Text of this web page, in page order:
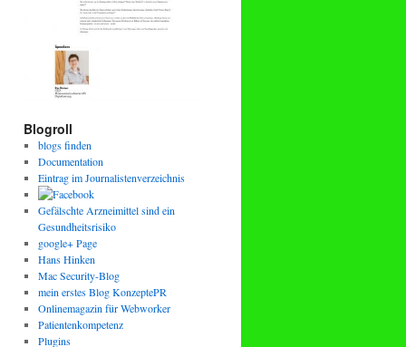
Blogroll
blogs finden
Documentation
Eintrag im Journalistenverzeichnis
Gefälschte Arzneimittel sind ein
Gesundheitsrisiko
google+ Page
Hans Hinken
Mac Security-Blog
mein erstes Blog KonzeptePR
Onlinemagazin für Webworker
Patientenkompetenz
Plugins